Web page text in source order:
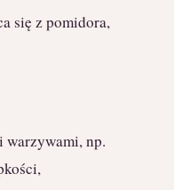
się z pomidora,
warzywami, np.